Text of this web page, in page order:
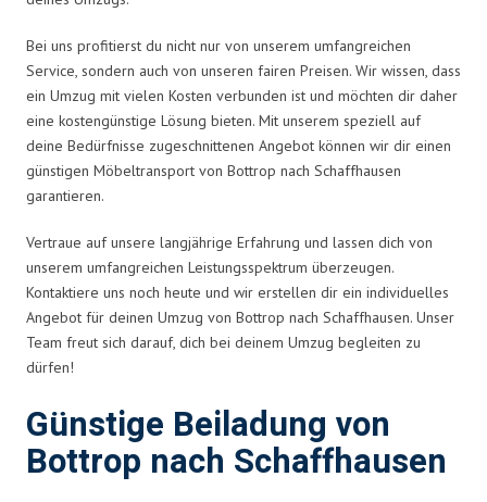
Bei uns profitierst du nicht nur von unserem umfangreichen
Service, sondern auch von unseren fairen Preisen. Wir wissen, dass
ein Umzug mit vielen Kosten verbunden ist und möchten dir daher
eine kostengünstige Lösung bieten. Mit unserem speziell auf
deine Bedürfnisse zugeschnittenen Angebot können wir dir einen
günstigen Möbeltransport von Bottrop nach Schaffhausen
garantieren.
Vertraue auf unsere langjährige Erfahrung und lassen dich von
unserem umfangreichen Leistungsspektrum überzeugen.
Kontaktiere uns noch heute und wir erstellen dir ein individuelles
Angebot für deinen Umzug von Bottrop nach Schaffhausen. Unser
Team freut sich darauf, dich bei deinem Umzug begleiten zu
dürfen!
Günstige Beiladung von
Bottrop nach Schaffhausen